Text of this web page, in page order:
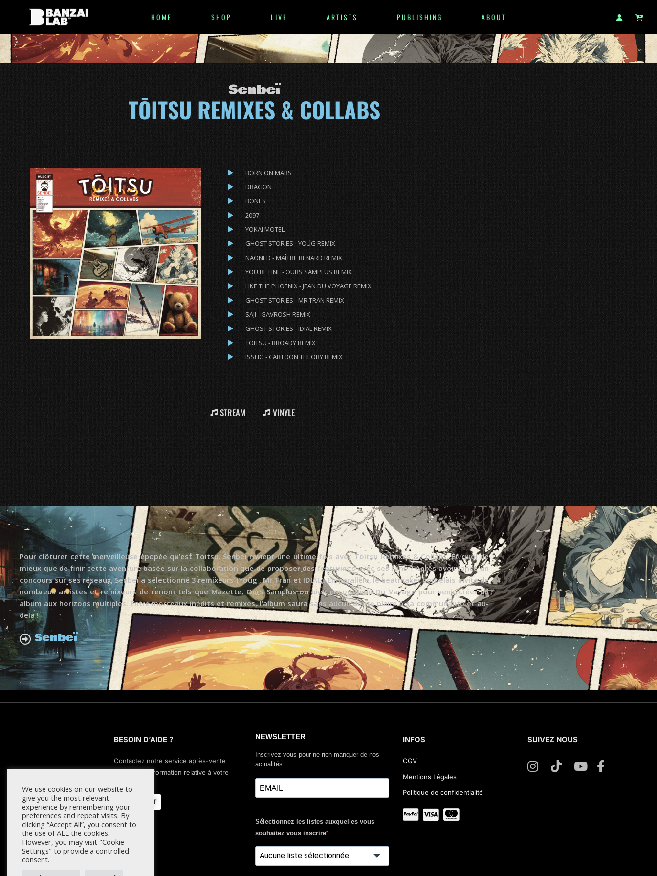
HOME SHOP LIVE ARTISTS PUBLISHING ABOUT
Senbeï
TŌITSU REMIXES & COLLABS
BORN ON MARS
DRAGON
BONES
2097
YOKAI MOTEL
GHOST STORIES - YOÜG REMIX
NAONED - MAÎTRE RENARD REMIX
YOU'RE FINE - OURS SAMPLUS REMIX
LIKE THE PHOENIX - JEAN DU VOYAGE REMIX
GHOST STORIES - MR.TRAN REMIX
SAJI - GAVROSH REMIX
GHOST STORIES - IDIAL REMIX
TŌITSU - BROADY REMIX
ISSHO - CARTOON THEORY REMIX
STREAM VINYLE
Pour clôturer cette merveilleuse épopée qu’est Toitsu, Senbeï revient une ultime fois avec Toitsu Remixes & Collabs. Et quoi de
mieux que de finir cette aventure basée sur la collaboration que de proposer des featurings avec ses fans ? Après avoir lancé un
concours sur ses réseaux, Senbeï a sélectionné 3 remixeurs (Yoüg , Mr Tran et IDIAL). En parallèle, le beatmaker bordelais invite de
nombreux artistes et remixeurs de renom tels que Mazette, Ours Samplus ou bien encore Jean Du Voyage pour venir créer un
album aux horizons multiples. Entre morceaux inédits et remixes, l’album saura sans aucun doute plaire à sa communauté et au-
delà !
Senbeï
BESOIN D’AIDE ?
Contactez notre service après-vente
pour toute information relative à votre
CONTACT
NEWSLETTER
Inscrivez-vous pour ne rien manquer de nos
actualités.
Sélectionnez les listes auxquelles vous
souhaitez vous inscrire
Aucune liste sélectionnée
INFOS
CGV
Mentions Légales
Politique de confidentialité
SUIVEZ NOUS
We use cookies on our website to
give you the most relevant
experience by remembering your
preferences and repeat visits. By
clicking “Accept All”, you consent to
the use of ALL the cookies.
However, you may visit "Cookie
Settings" to provide a controlled
consent.